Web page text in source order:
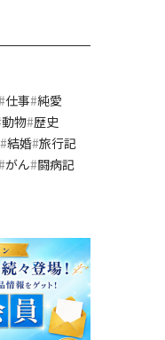
仕事 純愛
動物 歴史
結婚 旅行記
がん 闘病記